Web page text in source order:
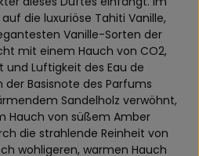
die luxuriöse Tahiti Vanille,
Vanille-Sorten der
mit einem Hauch von CO2,
und Luftigkeit des Eau de
Basisnote des Parfums
Sandelholz verwöhnt,
Hauch von süßem Amber
die strahlende Reinheit von
wohligeren, warmen Hauch